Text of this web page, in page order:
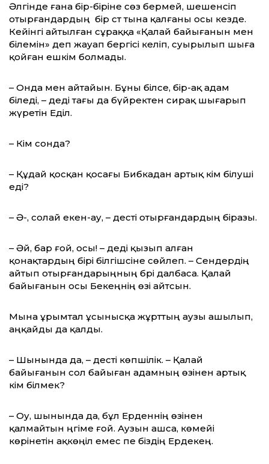
Әлгінде ғана бір-біріне сөз бермей, шешенсіп
отырғандардың бір сәт тына қалғаны осы кезде.
Кейінгі айтылған сұраққа «Қалай байығанын мен
білемін» деп жауап бергісі келіп, суырылып шыға
қойған ешкім болмады.
– Онда мен айтайын. Бұны білсе, бір-ақ адам
біледі, – деді тағы да бүйректен сирақ шығарып
жүретін Еділ.
– Кім сонда?
– Құдай қосқан қосағы Бибкадан артық кім білуші
еді?
– Ә-ә, солай екен-ау, – десті отырғандардың біразы.
– Әй, бар ғой, осы! – деді қызып алған
қонақтардың бірі білгішсіне сөйлеп. – Сендердің
айтып отырғандарыңның бәрі далбаса. Қалай
байығанын осы Бекеңнің өзі айтсын.
Мына ұрымтал ұсынысқа жұрттың аузы ашылып,
аңқайды да қалды.
– Шынында да, – десті көпшілік. – Қалай
байығанын сол байыған адамның өзінен артық
кім білмек?
– Оу, шынында да, бұл Ерденнің өзінен
қалмайтын әңгіме ғой. Аузын ашса, көмейі
көрінетін ақкөңіл емес пе біздің Ердекең.